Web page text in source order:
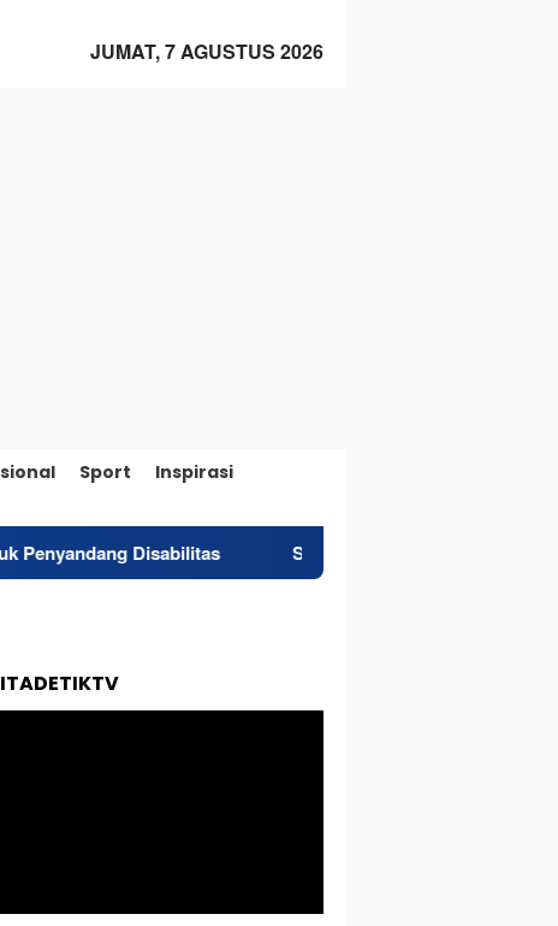
JUMAT, 7 AGUSTUS 2026
Sport
Inspirasi
Disabilitas Superintendent NHM Berbagi Wawasan di